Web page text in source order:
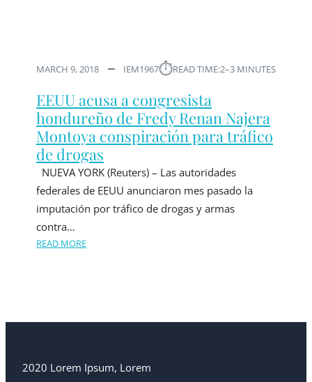
MARCH 9, 2018 IEM1967⏱︎READ TIME:2–3 MINUTES
EEUU acusa a congresista
hondureño de Fredy Renan Najera
Montoya conspiración para tráfico
de drogas
NUEVA YORK (Reuters) – Las autoridades
federales de EEUU anunciaron mes pasado la
imputación por tráfico de drogas y armas
contra…
READ MORE
2020 Lorem Ipsum, Lorem